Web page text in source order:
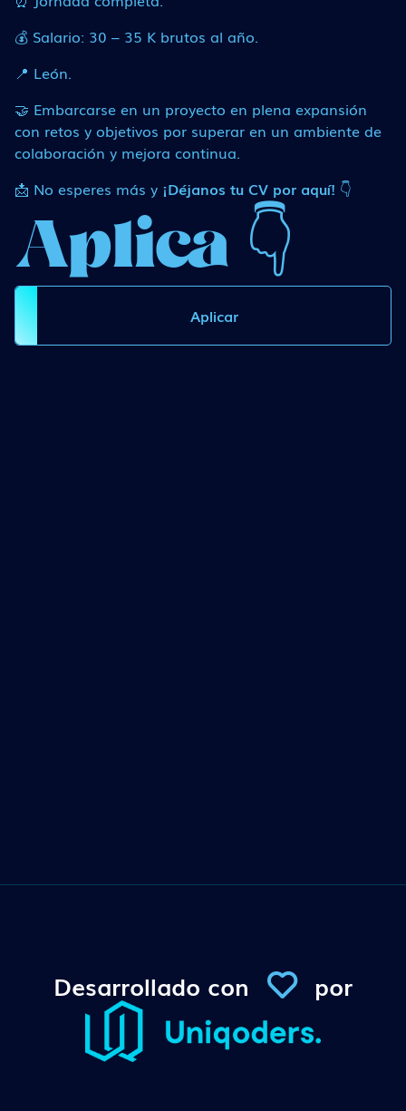
💰 Salario: 30 – 35 K brutos al año.
📍 León.
🤝 Embarcarse en un proyecto en plena expansión
con retos y objetivos por superar en un ambiente de
colaboración y mejora continua.
📩 No esperes más y ¡Déjanos tu CV por aquí! 👇
Aplica 👇
Aplicar
Desarrollado con por